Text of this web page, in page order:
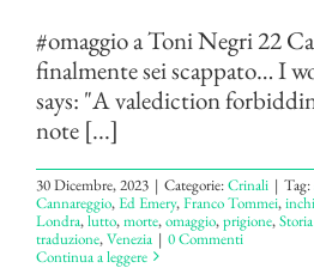
#omaggio a Toni Negri 22
finalmente sei scappato… I
says: "A valediction
note [...]
30 Dicembre, 2023 | Categorie:Crinali | Tag:
Cannareggio,Ed Emery,Franco Tommei,
Londra,lutto,morte,omaggio,prigione,
traduzione,Venezia | 0 Commenti
Continua a leggere